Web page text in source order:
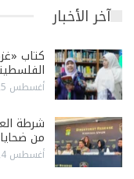
آخر الأخبار
كتاب
أغسطس 5, 2026
شرطة
من
أغسطس 4, 2026